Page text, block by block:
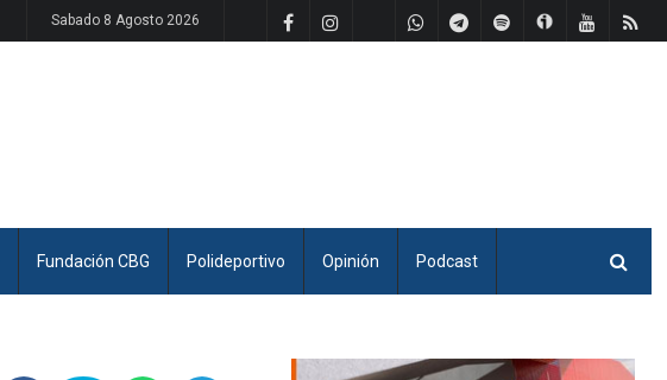
Sabado 8 Agosto 2026
Fundación CBG Polideportivo Opinión Podcast